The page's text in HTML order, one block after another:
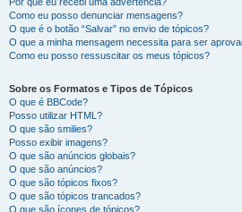
Como eu posso denunciar mensagens?
O que é o botão “Salvar” no envio de tópicos?
O que a minha mensagem necessita para ser
Como eu posso ressuscitar os meus tópicos?
Sobre os Formatos e Tipos de Tópicos
O que é BBCode?
Posso utilizar HTML?
O que são smilies?
Posso exibir imagens?
O que são anúncios globais?
O que são anúncios?
O que são tópicos fixos?
O que são tópicos trancados?
O que são ícones de tópicos?